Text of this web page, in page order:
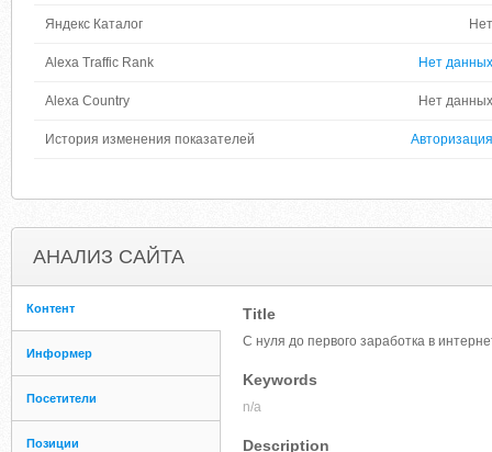
Яндекс Каталог Нет
Alexa Traffic Rank Нет данных
Alexa Country Нет данных
История изменения показателей Авторизация
АНАЛИЗ САЙТА
Контент
Информер
Посетители
Позиции
Title
С нуля до первого заработка в
Keywords
n/a
Description